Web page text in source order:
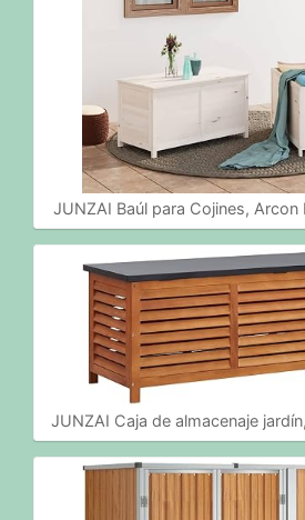
JUNZAI Baúl para Cojines,
JUNZAI Caja de almacenaje